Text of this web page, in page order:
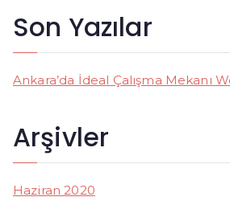
Son Yazılar
Ankara’da İdeal Çalışma Mekanı
Arşivler
Haziran 2020